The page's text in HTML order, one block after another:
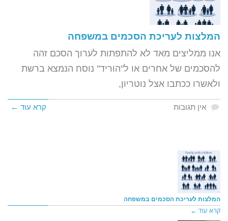
המלצות לעריכת הסכמים במשפחה
אנו ממליצים מאד לא להתפתות לערוך הסכם זהה
להסכמים של אחרים או ל"הוריד" נוסח הנמצא ברשת
ולאשרו ככתבו אצל נוטריון,
אין תגובות קרא עוד ←
המלצות לעריכת הסכמים במשפחה
קרא עוד ←